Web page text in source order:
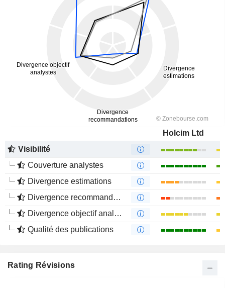
Holcim Ltd
Visibilité
Couverture analystes
Divergence estimations
Divergence recommandations analystes
Divergence objectif analystes
Qualité des publications
Rating Révisions